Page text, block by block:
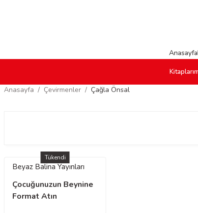
Anasayfa
Anasayfa
Çevirmenler Çağla Önsal
Tükendi
Beyaz Balina Yayınları
Çocuğunuzun Beynine
Format Atın